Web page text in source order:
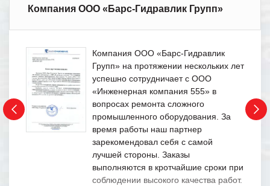
Компания ООО «Барс-Гидравлик Групп»
Компания ООО «Барс-Гидравлик
Групп» на протяжении нескольких лет
успешно сотрудничает с ООО
«Инженерная компания 555» в
вопросах ремонта сложного
промышленного оборудования. За
время работы наш партнер
зарекомендовал себя с самой
лучшей стороны. Заказы
выполняются в кротчайшие сроки при
соблюдении высокого качества работ.